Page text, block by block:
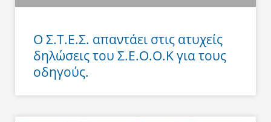
Ο Σ.Τ.Ε.Σ. απαντάει στις ατυχείς
δηλώσεις του Σ.Ε.Ο.Ο.Κ για τους
οδηγούς.